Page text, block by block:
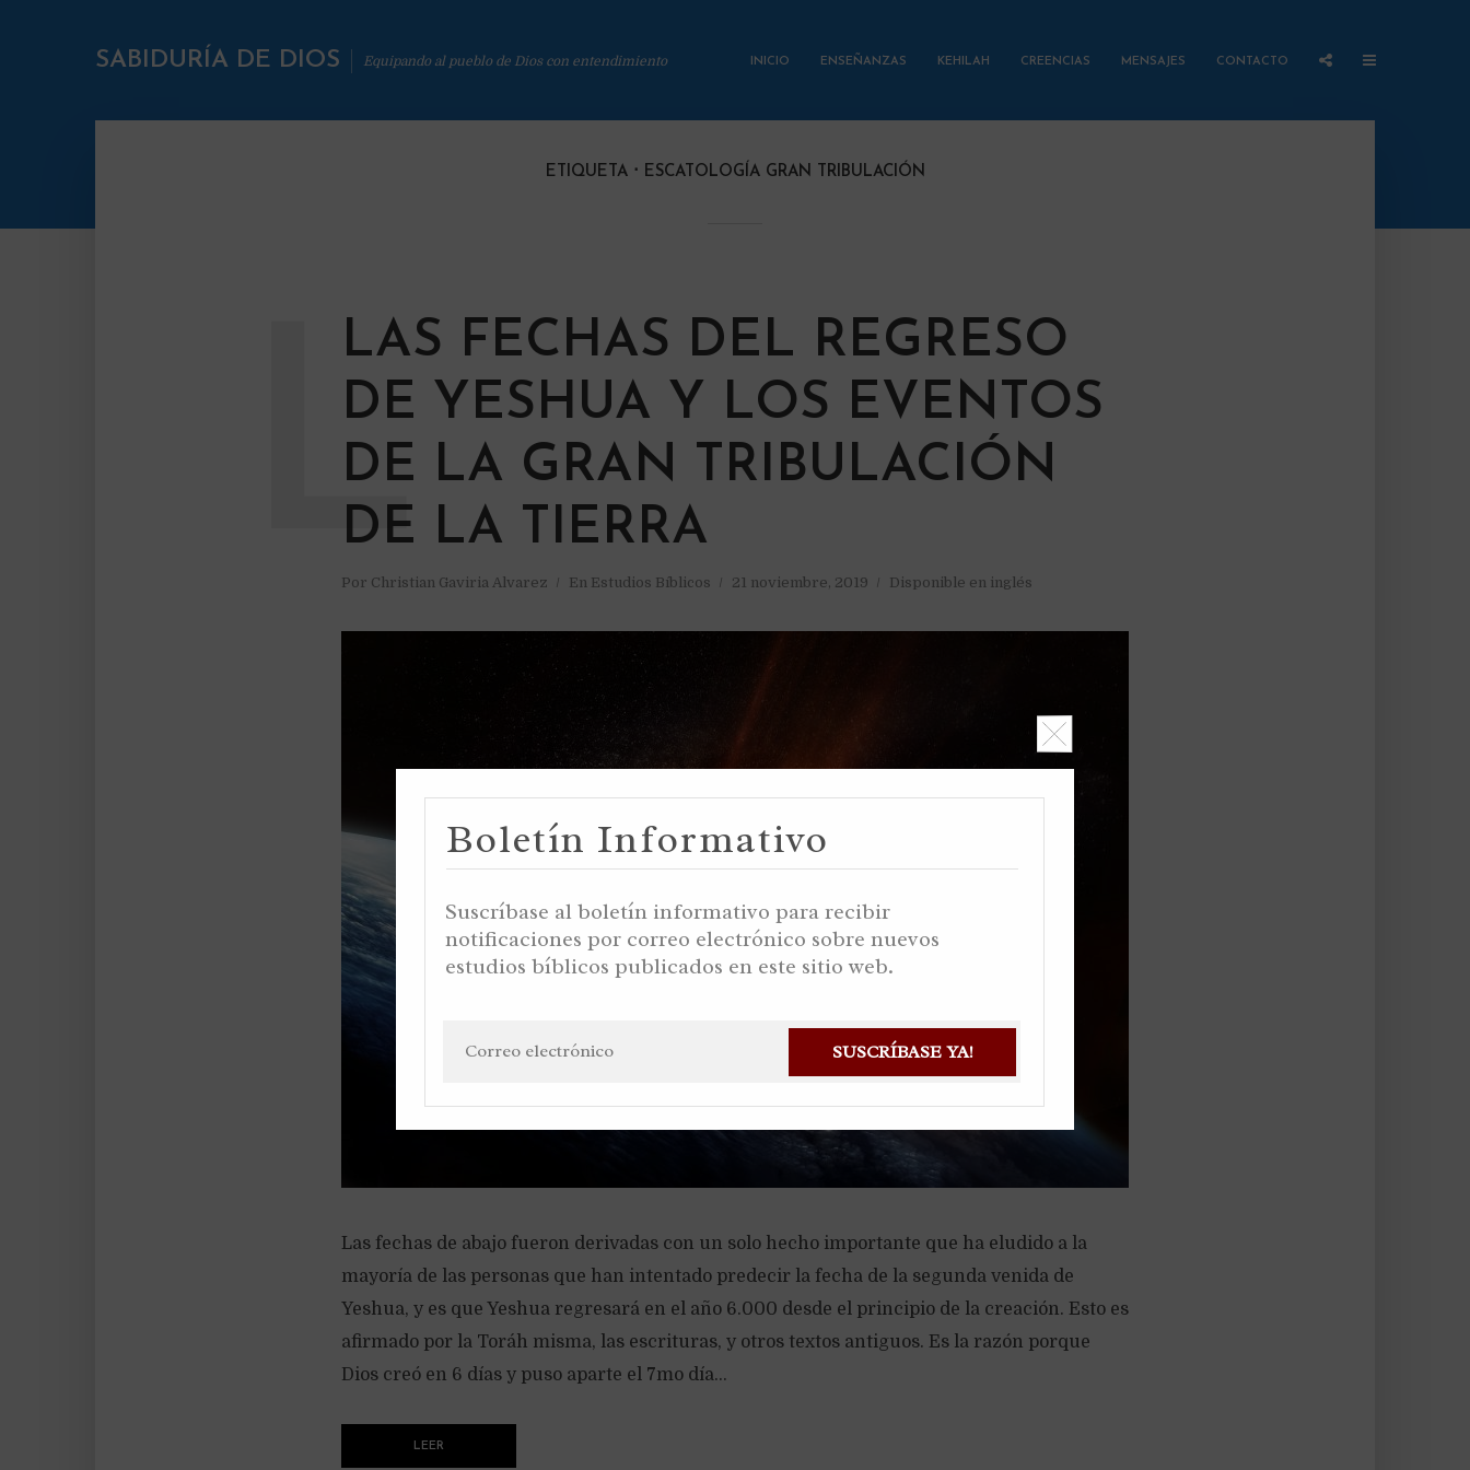
SABIDURÍA DE DIOS Equipando al pueblo de Dios con entendimiento INICIO ENSEÑANZAS KEHILAH CREENCIAS MENSAJES CONTACTO
ETIQUETA ESCATOLOGÍA GRAN TRIBULACIÓN
LAS FECHAS DEL REGRESO
DE YESHUA Y LOS EVENTOS
DE LA GRAN TRIBULACIÓN
DE LA TIERRA
Por Christian Gaviria Alvarez En Estudios Bíblicos 21 noviembre, 2019 Disponible en inglés
L
Las fechas de abajo fueron derivadas con un solo hecho importante que ha eludido a la
mayoría de las personas que han intentado predecir la fecha de la segunda venida de
Yeshua, y es que Yeshua regresará en el año 6.000 desde el principio de la creación. Esto es
afirmado por la Toráh misma, las escrituras, y otros textos antiguos. Es la razón porque
Dios creó en 6 días y puso aparte el 7mo día...
LEER
SUSCRÍBASE YA!
Boletín Informativo
Suscríbase al boletín informativo para recibir
notificaciones por correo electrónico sobre nuevos
estudios bíblicos publicados en este sitio web.